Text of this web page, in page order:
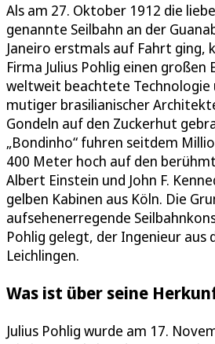
Als am 27. Oktober 1912 die
genannte Seilbahn an der
Janeiro erstmals auf Fahrt ging,
Firma Julius Pohlig einen
weltweit beachtete Technologie
mutiger brasilianischer
Gondeln auf den Zuckerhut
„Bondinho“ fuhren seitdem
400 Meter hoch auf den
Albert Einstein und John F.
gelben Kabinen aus Köln. Die
aufsehenerregende
Pohlig gelegt, der Ingenieur aus
Leichlingen.
Was ist über seine
Julius Pohlig wurde am 17.